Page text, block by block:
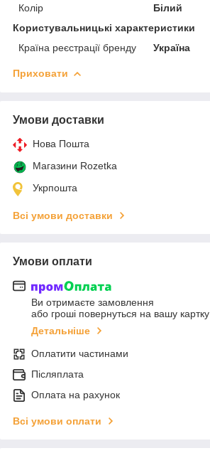
Колір
Білий
Користувальницькі характеристики
Країна реєстрації бренду
Україна
Приховати
Умови доставки
Нова Пошта
Магазини Rozetka
Укрпошта
Всі умови доставки
Умови оплати
Ви отримаєте замовлення
або гроші повернуться на вашу картку
Детальніше
Оплатити частинами
Післяплата
Оплата на рахунок
Всі умови оплати